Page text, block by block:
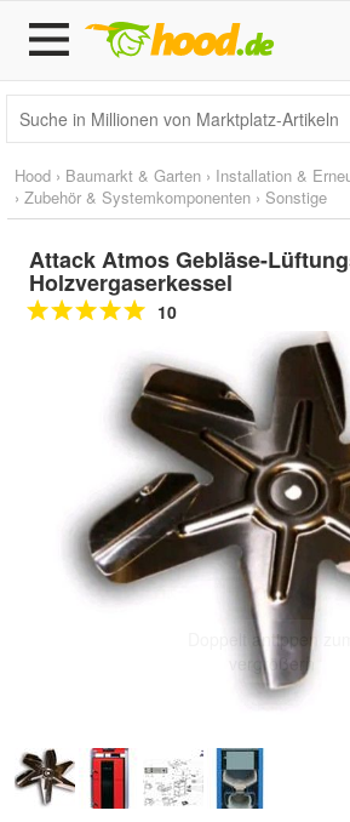
Hood › Baumarkt & Garten › Installation &
› Zubehör & Systemkomponenten › Sonstige
Attack Atmos Gebläse-
Holzvergaserkessel
10
Doppelt antippen zum
vergrößern